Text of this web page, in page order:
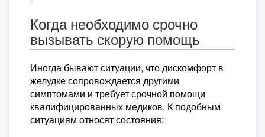
Когда необходимо срочно
вызывать скорую помощь
Иногда бывают ситуации, что дискомфорт в
желудке сопровождается другими
симптомами и требует срочной помощи
квалифицированных медиков. К подобным
ситуациям относят состояния: